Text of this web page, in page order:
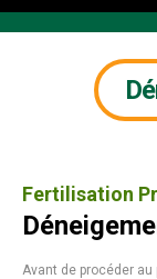
Fertilisation
Avant de procéder